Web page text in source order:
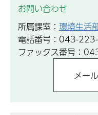
お問い合わせ
所属課室： 環境生活
電話番号：043-
ファックス番号：